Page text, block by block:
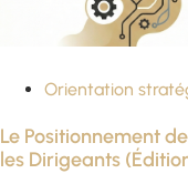
Orientation
Le Positionnement
les Dirigeants